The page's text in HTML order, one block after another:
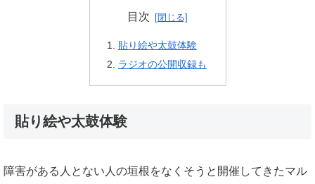
目次
貼り絵や太鼓体験
ラジオの公開収録も
貼り絵や太鼓体験
障害がある人とない人の垣根をなくそうと開催してきたマル